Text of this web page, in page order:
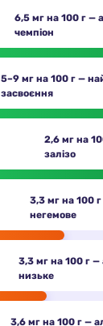
6,5 мг на 100 г —
чемпіон
5–9 мг на 100 г —
засвоєння
2,6 мг на
залізо
3,3 мг на 100
негемове
3,3 мг на 100 г —
низьке
3,6 мг на 100 г —